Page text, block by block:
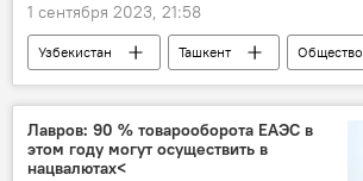
1 сентября 2023, 21:58
Узбекистан Ташкент
Общество
День независимости
День независимости Узбекистана
Лавров: 90 % товарооборота ЕАЭС в
этом году могут осуществить в
нацвалютах<